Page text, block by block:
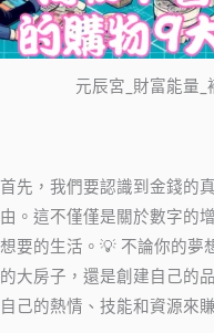
元辰宮_財富能量_
首先，我們要認識到金錢的
由。這不僅僅是關於數字的
想要的生活。💡 不論你的夢
的大房子，還是創建自己的
自己的熱情、技能和資源來